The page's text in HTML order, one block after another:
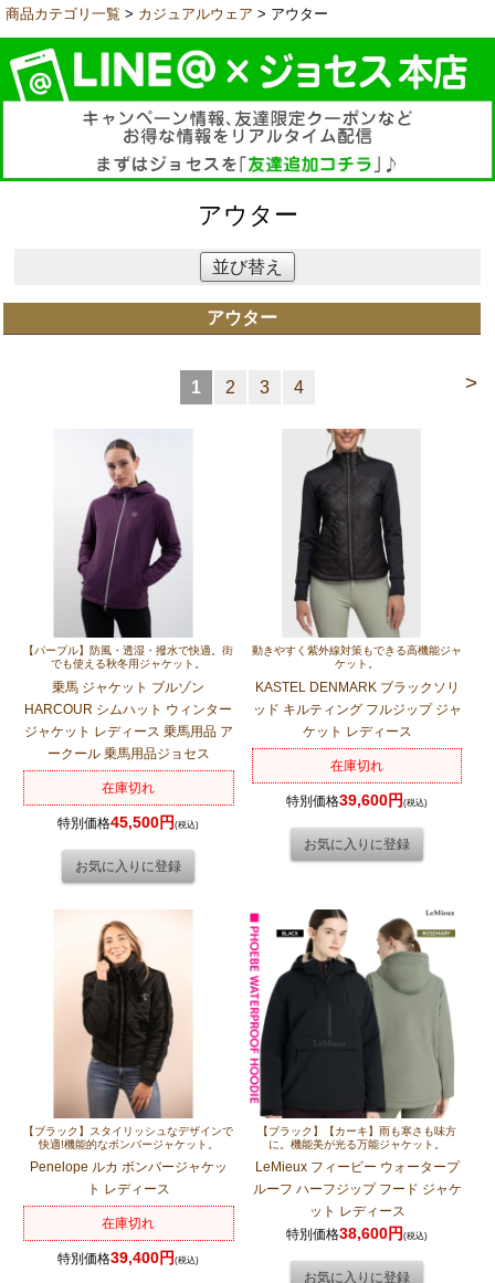
商品カテゴリ一覧 > カジュアルウェア > アウター
アウター
並び替え
アウター
>
1 2 3 4
【パープル】防風・透湿・撥水で快適。街
でも使える秋冬用ジャケット。
乗馬 ジャケット ブルゾン
HARCOUR シムハット ウィンター
ジャケット レディース 乗馬用品 ア
ークール 乗馬用品ジョセス
在庫切れ
特別価格45,500円(税込)
動きやすく紫外線対策もできる高機能ジャ
ケット。
KASTEL DENMARK ブラックソリ
ッド キルティング フルジップ ジャ
ケット レディース
在庫切れ
特別価格39,600円(税込)
【ブラック】スタイリッシュなデザインで
快適!機能的なボンバージャケット。
Penelope ルカ ボンバージャケッ
ト レディース
在庫切れ
特別価格39,400円(税込)
【ブラック】【カーキ】雨も寒さも味方
に。機能美が光る万能ジャケット。
LeMieux フィービー ウォータープ
ルーフ ハーフジップ フード ジャケ
ット レディース
特別価格38,600円(税込)